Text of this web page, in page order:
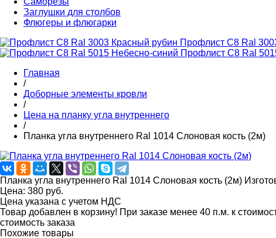
Заглушки для столбов
Флюгеры и флюгарки
Профлист C8 Ral
Профлист C8 Ral
Главная
/
Доборные элементы кровли
/
Цена на планку угла внутреннего
/
Планка угла внутреннего Ral 1014 Слоновая кость (2м)
Планка угла внутреннего Ral 1014 Слоновая кость (2м)
Цена: 380 руб.
Цена указана с учетом НДС
Товар добавлен в корзину! При заказе менее 40 п.м. к
стоимость заказа
Похожие товары